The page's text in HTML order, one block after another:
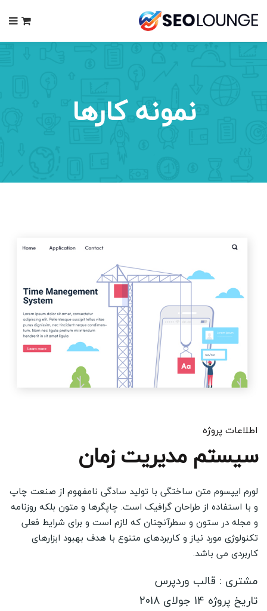
نمونه کارها
اطلاعات پروژه
سیستم مدیریت زمان
لورم ایپسوم متن ساختگی با تولید سادگی نامفهوم از صنعت چاپ
و با استفاده از طراحان گرافیک است. چاپگرها و متون بلکه روزنامه
و مجله در ستون و سطرآنچنان که لازم است و برای شرایط فعلی
تکنولوژی مورد نیاز و کاربردهای متنوع با هدف بهبود ابزارهای
کاربردی می باشد.
مشتری : قالب وردپرس
تاریخ پروژه 14 جولای 2018